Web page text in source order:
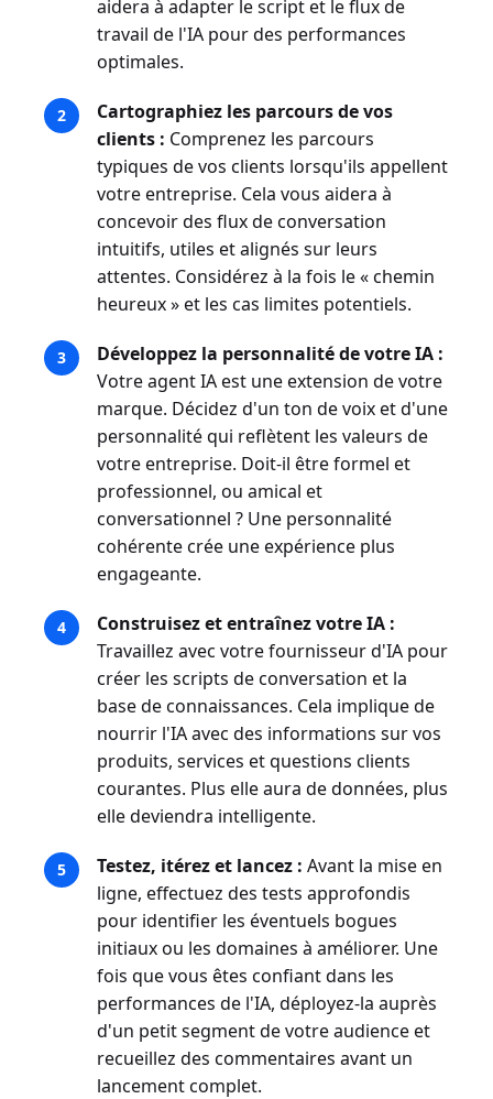
aidera à adapter le script et le flux de
travail de l'IA pour des performances
optimales.
Cartographiez les parcours de vos
clients : Comprenez les parcours
typiques de vos clients lorsqu'ils appellent
votre entreprise. Cela vous aidera à
concevoir des flux de conversation
intuitifs, utiles et alignés sur leurs
attentes. Considérez à la fois le « chemin
heureux » et les cas limites potentiels.
Développez la personnalité de votre IA :
Votre agent IA est une extension de votre
marque. Décidez d'un ton de voix et d'une
personnalité qui reflètent les valeurs de
votre entreprise. Doit-il être formel et
professionnel, ou amical et
conversationnel ? Une personnalité
cohérente crée une expérience plus
engageante.
Construisez et entraînez votre IA :
Travaillez avec votre fournisseur d'IA pour
créer les scripts de conversation et la
base de connaissances. Cela implique de
nourrir l'IA avec des informations sur vos
produits, services et questions clients
courantes. Plus elle aura de données, plus
elle deviendra intelligente.
Testez, itérez et lancez : Avant la mise en
ligne, effectuez des tests approfondis
pour identifier les éventuels bogues
initiaux ou les domaines à améliorer. Une
fois que vous êtes confiant dans les
performances de l'IA, déployez-la auprès
d'un petit segment de votre audience et
recueillez des commentaires avant un
lancement complet.